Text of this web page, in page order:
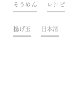
そうめん レシピ
揚げ玉 日本酒